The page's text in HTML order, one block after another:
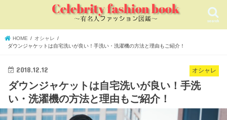
search
HOME
オシャレ
ダウンジャケットは自宅洗いが良い！手洗い・洗濯機の方法と理由もご紹介！
オシャレ
2018.12.12
ダウンジャケットは自宅洗いが良い！手洗
い・洗濯機の方法と理由もご紹介！